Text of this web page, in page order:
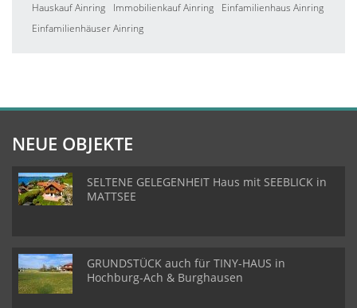
Hauskauf Ainring
Immobilienkauf Ainring
Einfamilienhaus Ainring
Einfamilienhäuser Ainring
NEUE OBJEKTE
SELTENE GELEGENHEIT Haus mit SEEBLICK in
MATTSEE
GRUNDSTÜCK auch für TINY-HAUS in
Hochburg-Ach & Burghausen